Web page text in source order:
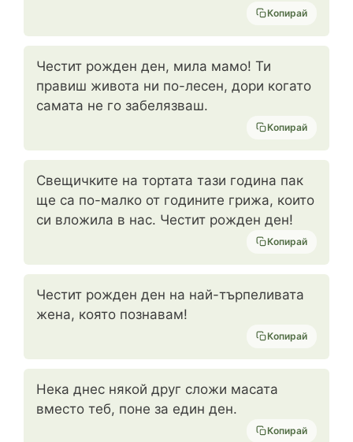
Копирай
Честит рожден ден, мила мамо! Ти
правиш живота ни по-лесен, дори когато
самата не го забелязваш.
Копирай
Свещичките на тортата тази година пак
ще са по-малко от годините грижа, които
си вложила в нас. Честит рожден ден!
Копирай
Честит рожден ден на най-търпеливата
жена, която познавам!
Копирай
Нека днес някой друг сложи масата
вместо теб, поне за един ден.
Копирай